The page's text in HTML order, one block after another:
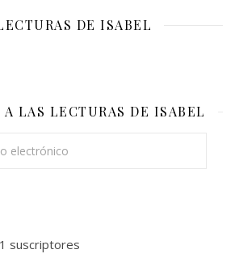
DE ISABEL
A LAS LECTURAS DE ISABEL
suscriptores